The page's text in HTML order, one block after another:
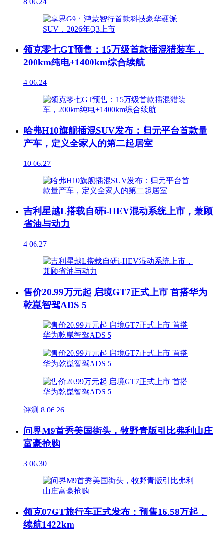
领克零七GT预售：15万级首款插混猎装车，
200km纯电+1400km综合续航
4 06.24
哈弗H10旗舰插混SUV发布：归元平台首款量
产车，定义全家人的第二起居室
10 06.27
吉利星越L搭载自研i-HEV混动系统上市，兼顾
省油与动力
4 06.27
售价20.99万元起 启境GT7正式上市 首搭华为
乾崑智驾ADS 5
评测 8 06.26
问界M9首秀美国街头，牧野青版引比弗利山庄
富豪抢购
3 06.30
领克07GT旅行车正式发布：预售16.58万起，
续航1422km